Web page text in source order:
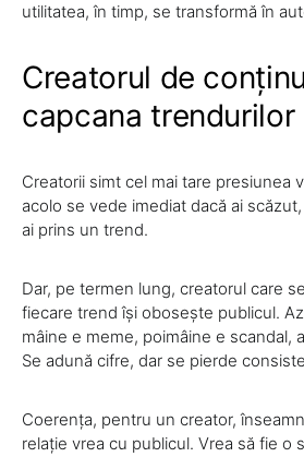
utilitatea, în timp, se transformă în
Creatorul de
capcana trendurilor
Creatorii simt cel mai tare presiunea
acolo se vede imediat dacă ai
ai prins un trend.
Dar, pe termen lung, creatorul care
fiecare trend își obosește publicul.
mâine e meme, poimâine e scandal,
Se adună cifre, dar se pierde
Coerența, pentru un creator,
relație vrea cu publicul. Vrea să fie o